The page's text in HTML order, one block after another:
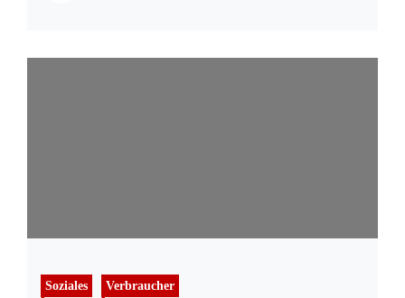
Soziales Verbraucher